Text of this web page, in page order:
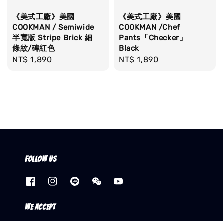
《美式工廠》美國
COOKMAN / Semiwide
半寬版 Stripe Brick 細
條紋/磚紅色
Regular
NT$ 1,890
《美式工廠》美國
COOKMAN /Chef
Pants「Checker」
Black
Regular
NT$ 1,890
Follow us
We accept